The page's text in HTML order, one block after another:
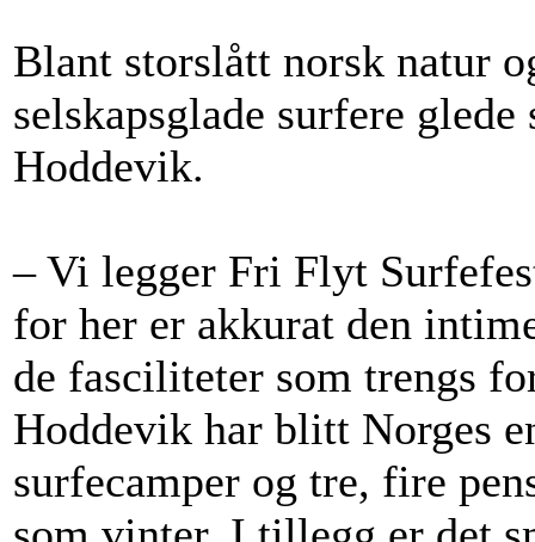
Blant storslått norsk natur
selskapsglade surfere
Hoddevik.
– Vi legger Fri Flyt
for her er akkurat den
de fasciliteter som trengs
Hoddevik har blitt Norges
surfecamper og tre, fire